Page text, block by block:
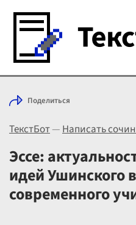
Войти с Telegram
Выбрать режим
Цены
Поделиться
ТекстБот—Написать
Эссе:
идей Ушинского
современного